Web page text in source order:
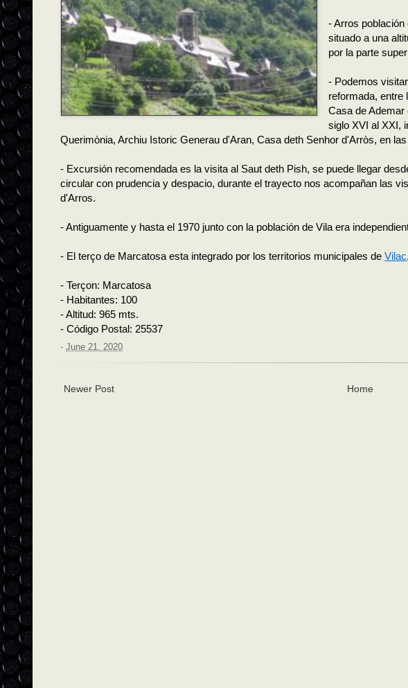
- Arros población
situado a una
por la parte
- Podemos
reformada, entre
Casa de
siglo XVI al XXI,
Querimònia, Archiu Istoric Generau d'Aran, Casa deth Senhor d'Arròs, en
- Excursión recomendada es la visita al Saut deth Pish, se puede llegar
circular con prudencia y despacio, durante el trayecto nos acompañan las
d'Arros.
- Antiguamente y hasta el 1970 junto con la población de Vila era
- El terço de Marcatosa esta integrado por los territorios municipales de Vilac,
- Terçon: Marcatosa
- Habitantes: 100
- Altitud: 965 mts.
- Código Postal: 25537
- June 21, 2020
Newer Post Home